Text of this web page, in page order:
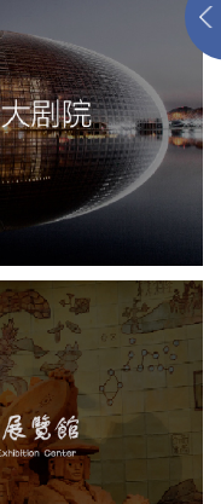
院
展馆网站建设
馆
展馆网站建设